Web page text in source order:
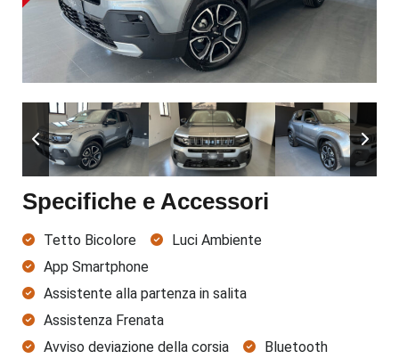
Specifiche e Accessori
Tetto Bicolore
Luci Ambiente
App Smartphone
Assistente alla partenza in salita
Assistenza Frenata
Avviso deviazione della corsia
Bluetooth